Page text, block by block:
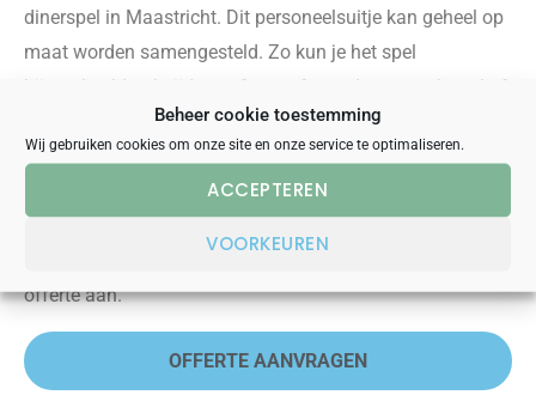
Beheer cookie toestemming
Wij gebruiken cookies om onze site en onze service te optimaliseren.
ACCEPTEREN
VOORKEUREN
dinerspel in Maastricht. Dit personeelsuitje kan geheel op
maat worden samengesteld. Zo kun je het spel
bij
voorbeeld ook tijdens of voorafgaand aan een borrel of
lunch spelen. Of misschien heb je zelf een leuke locatie in
gedachten?Ditteamuitjeis behalve in Maastricht ook te
boeken in andere grote stedenzoals bijvoorbeeld
Eindhoven,Den BoschenBreda.Neem contact met ons
offerte aan.
OFFERTE AANVRAGEN